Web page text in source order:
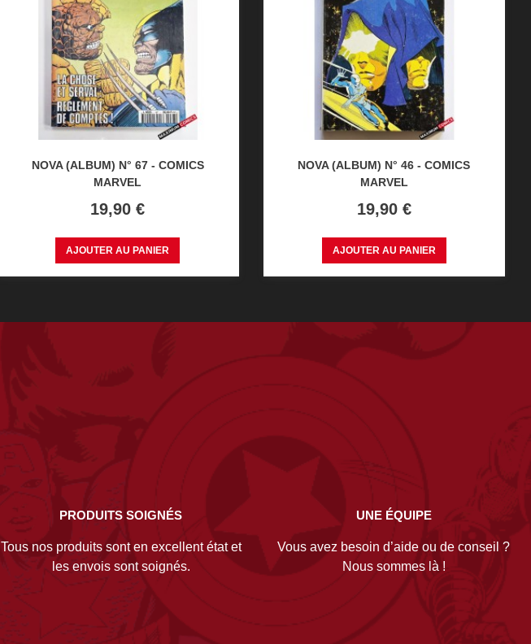
NOVA (ALBUM) N° 67 - COMICS
MARVEL
Prix
19,90 €
AJOUTER AU PANIER
NOVA (ALBUM) N° 46 - COMICS
MARVEL
Prix
19,90 €
AJOUTER AU PANIER
PRODUITS SOIGNÉS
Tous nos produits sont en excellent état et
les envois sont soignés.
UNE ÉQUIPE
Vous avez besoin d’aide ou de conseil ?
Nous sommes là !